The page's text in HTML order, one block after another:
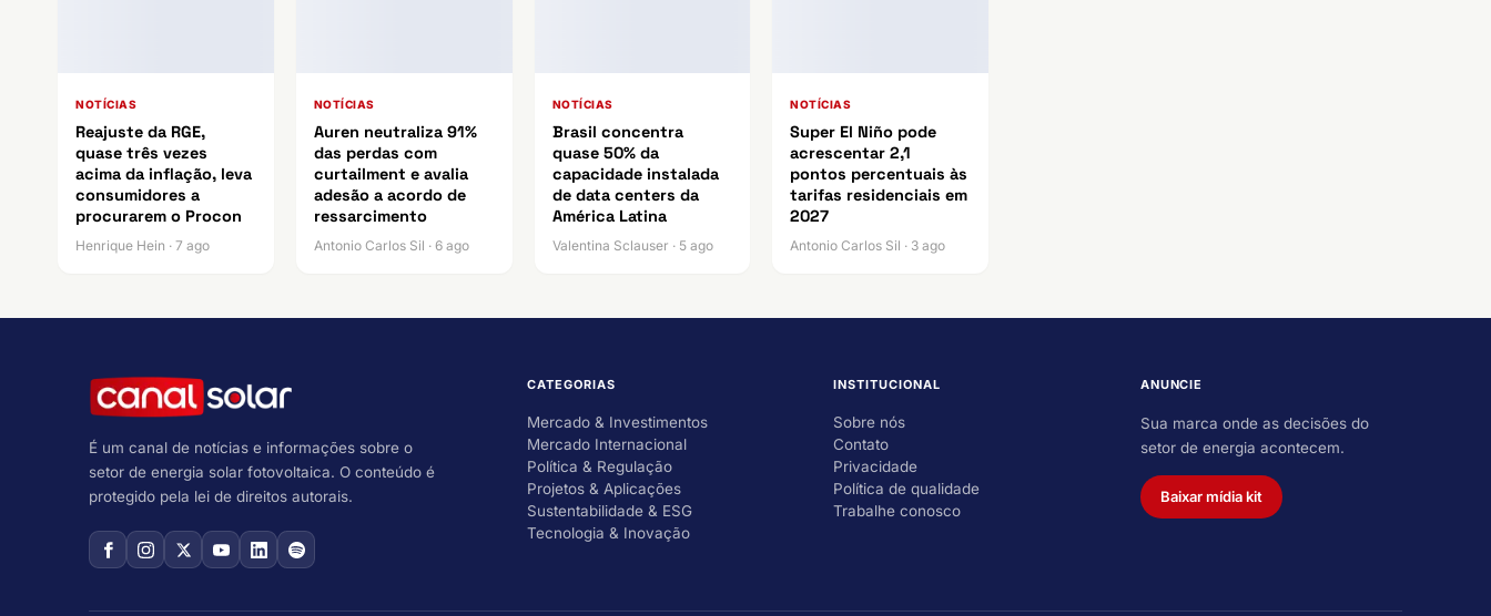
NOTÍCIAS
Reajuste da RGE,
quase três vezes
acima da inflação, leva
consumidores a
procurarem o Procon
Henrique Hein · 7 ago
NOTÍCIAS
Auren neutraliza 91%
das perdas com
curtailment e avalia
adesão a acordo de
ressarcimento
Antonio Carlos Sil · 6 ago
NOTÍCIAS
Brasil concentra
quase 50% da
capacidade instalada
de data centers da
América Latina
Valentina Sclauser · 5 ago
NOTÍCIAS
Super El Niño pode
acrescentar 2,1
pontos percentuais às
tarifas residenciais em
2027
Antonio Carlos Sil · 3 ago
É um canal de notícias e informações sobre o
setor de energia solar fotovoltaica. O conteúdo é
protegido pela lei de direitos autorais.
CATEGORIAS
Mercado & Investimentos
Mercado Internacional
Política & Regulação
Projetos & Aplicações
Sustentabilidade & ESG
Tecnologia & Inovação
INSTITUCIONAL
Sobre nós
Contato
Privacidade
Política de qualidade
Trabalhe conosco
ANUNCIE
Sua marca onde as decisões do
setor de energia acontecem.
Baixar mídia kit